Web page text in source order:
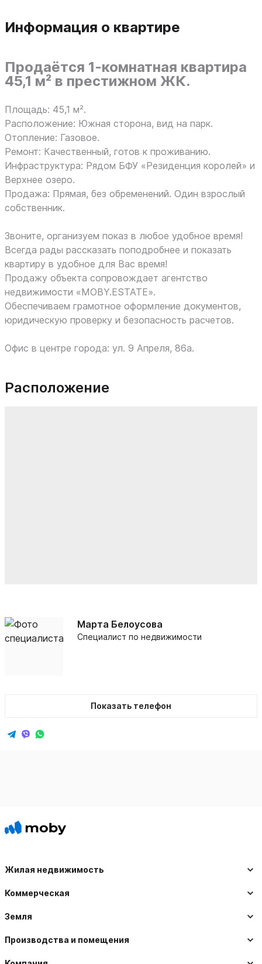
Информация о квартире
Продаётся 1-комнатная квартира
45,1 м² в престижном ЖК.
Площадь: 45,1 м².
Расположение: Южная сторона, вид на парк.
Отопление: Газовое.
Ремонт: Качественный, готов к проживанию.
Инфраструктура: Рядом БФУ «Резиденция королей» и
Верхнее озеро.
Продажа: Прямая, без обременений. Один взрослый
собственник.
Звоните, организуем показ в любое удобное время!
Всегда рады рассказать поподробнее и показать
квартиру в удобное для Вас время!
Продажу объекта сопровождает агентство
недвижимости «MOBY.ESTATE».
Обеспечиваем грамотное оформление документов,
юридическую проверку и безопасность расчетов.
Офис в центре города: ул. 9 Апреля, 86а.
Расположение
Марта Белоусова
Специалист по недвижимости
Показать телефон
Жилая недвижимость
Коммерческая
Земля
Производства и помещения